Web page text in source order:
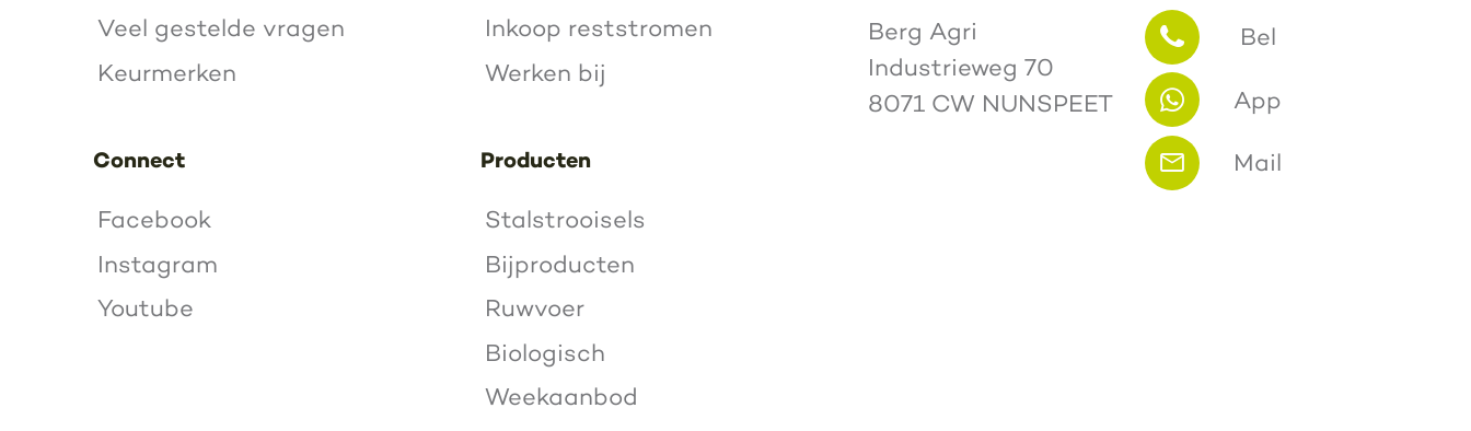
Veel gestelde vragen
Keurmerken
Inkoop reststromen
Werken bij
Connect
Facebook
Instagram
Youtube
Producten
Stalstrooisels
Bijproducten
Ruwvoer
Biologisch
Weekaanbod
Berg Agri
Industrieweg 70
8071 CW NUNSPEET
Bel
App
Mail